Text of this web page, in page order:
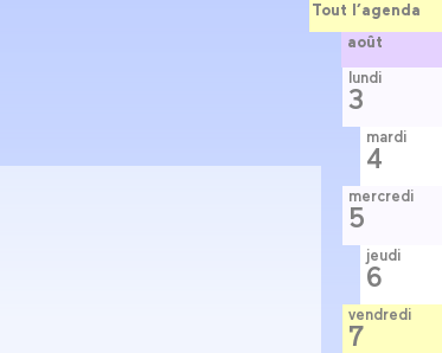
Tout l’agenda
août
lundi
3
mardi
4
mercredi
5
jeudi
6
vendredi
7